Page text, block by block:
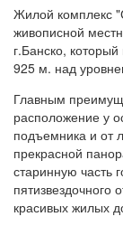
Жилой комплекс
живописной
г.Банско,
925 м. над
Главным
расположение у
подъемника и от
прекрасной
старинную часть
красивых жилых